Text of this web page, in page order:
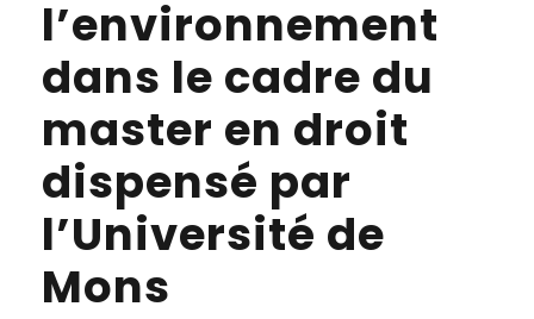
l’environnement
dans le cadre du
master en droit
dispensé par
l’Université de
Mons